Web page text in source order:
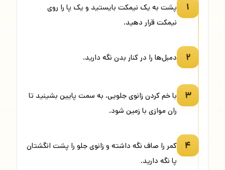
۱
پشت به یک نیمکت بایستید و یک پا را روی
نیمکت قرار دهید.
۲ دمبل‌ها را در کنار بدن نگه دارید.
۳
با خم کردن زانوی جلویی، به سمت پایین بشینید تا
ران موازی با زمین شود.
۴
کمر را صاف نگه داشته و زانوی جلو را پشت انگشتان
پا نگه دارید.